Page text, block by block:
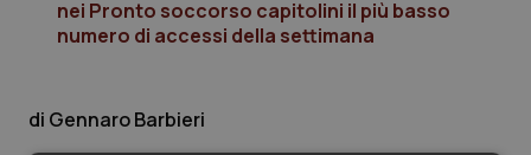
Rene & patologie urogenitali
nei Pronto soccorso capitolini il più basso
numero di accessi della settimana
Gennaro Barbieri